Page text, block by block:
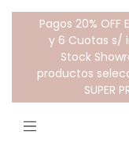
Pagos 20%
y 6 Cuotas s/
Stock
productos
SUPER